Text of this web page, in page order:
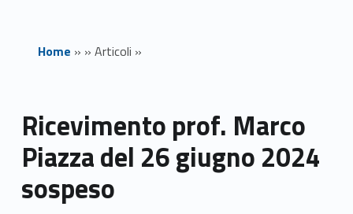
Home » » Articoli »
Ricevimento prof. Marco
Piazza del 26 giugno 2024
sospeso